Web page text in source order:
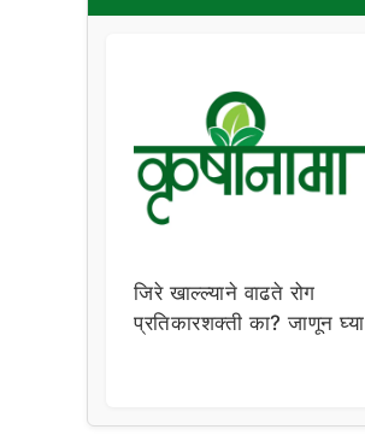
जिरे खाल्ल्याने वाढते रोग
प्रतिकारशक्ती का? जाणून घ्या